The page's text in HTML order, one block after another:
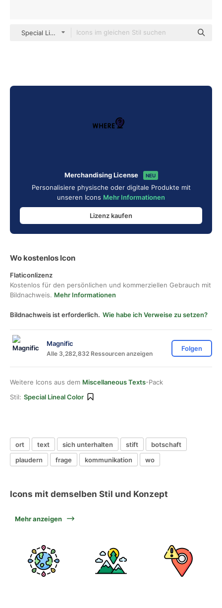
Special Lineal color
Merchandising License NEU
Personalisiere physische oder digitale Produkte mit
unseren Icons Mehr Informationen
Lizenz kaufen
Wo kostenlos Icon
Flaticonlizenz
Kostenlos für den persönlichen und kommerziellen Gebrauch mit
Bildnachweis. Mehr Informationen
Bildnachweis ist erforderlich. Wie habe ich Verweise zu setzen?
Magnific
Alle 3,282,832 Ressourcen anzeigen
Folgen
Weitere Icons aus dem Miscellaneous Texts-Pack
Stil: Special Lineal Color
ort text sich unterhalten stift
botschaft
plaudern
frage kommunikation wo
Icons mit demselben Stil und Konzept
Mehr anzeigen